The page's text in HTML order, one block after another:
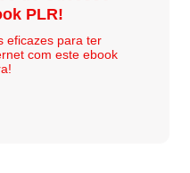
PLR!
eficazes para ter
com este ebook